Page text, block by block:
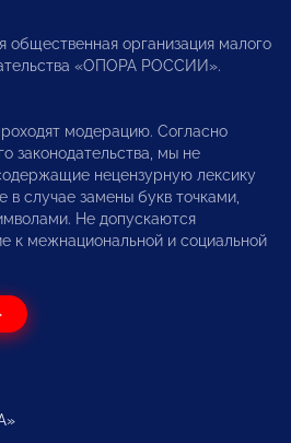
организация малого
«ОПОРА РОССИИ».
модерацию. Согласно
законодательства, мы не
нецензурную лексику
случае замены букв точками,
Не допускаются
к межнациональной и социальной